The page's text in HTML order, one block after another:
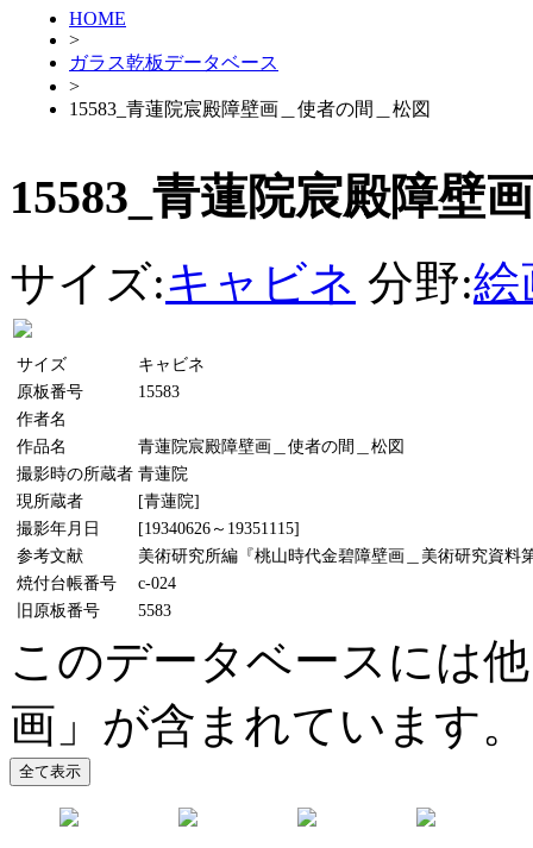
HOME
>
ガラス乾板データベース
>
15583_青蓮院宸殿障壁画＿使者の間＿松図
15583_青蓮院宸殿障壁
サイズ:キャビネ 分野:絵
サイズ
キャビネ
原板番号
15583
作者名
作品名
青蓮院宸殿障壁画＿使者の間＿松図
撮影時の所蔵者 青蓮院
現所蔵者
[青蓮院]
撮影年月日
[19340626～19351115]
参考文献
美術研究所編『桃山時代金碧障壁画＿美術研究資料
焼付台帳番号
c-024
旧原板番号
5583
このデータベースには
画」が含まれています。